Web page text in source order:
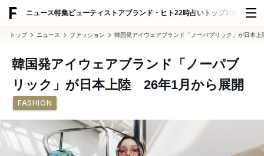
ニュース特集ビューティ ストアブランド・ヒト22時占い トップ100 スナッ
トップ ニュース ファッション 韓国発アイウェアブランド「ノーパブリック」が日本
韓国発アイウェアブランド「ノーパブ
リック」が日本上陸 26年1月から展開
FASHION